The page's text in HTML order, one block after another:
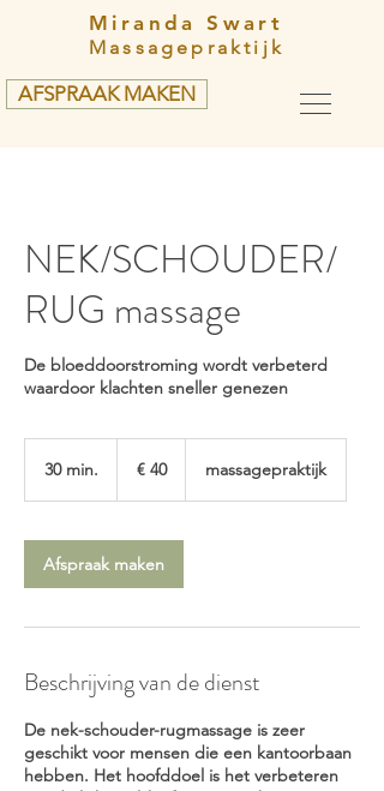
Miranda Swart
Massagepraktijk
AFSPRAAK MAKEN
NEK/SCHOUDER/
RUG massage
De bloeddoorstroming wordt verbeterd
waardoor klachten sneller genezen
30 min.
i
n
.
€ 40 massagepraktijk
Afspraak maken
Beschrijving van de dienst
De nek-schouder-rugmassage is zeer
geschikt voor mensen die een kantoorbaan
hebben. Het hoofddoel is het verbeteren